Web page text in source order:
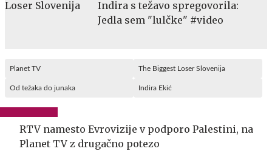
Indira s težavo spregovorila:
Jedla sem "lulčke" #video
Planet TV The Biggest Loser Slovenija
Od težaka do junaka Indira Ekić
RTV namesto Evrovizije v podporo Palestini, na
Planet TV z drugačno potezo